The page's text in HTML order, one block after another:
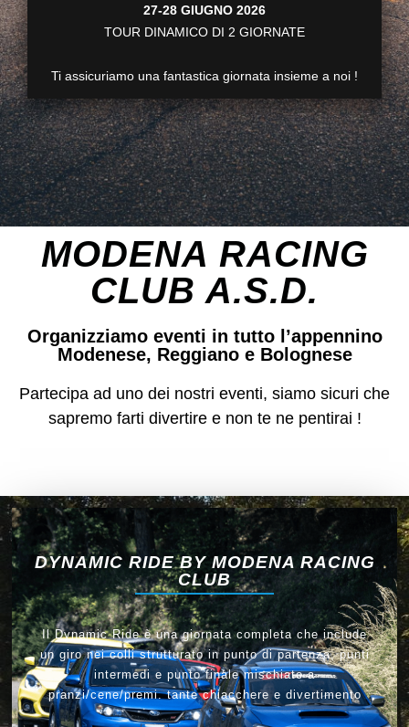
27-28 GIUGNO 2026
TOUR DINAMICO DI 2 GIORNATE
Ti assicuriamo una fantastica giornata insieme a noi !
MODENA RACING
CLUB A.S.D.
Organizziamo eventi in tutto l’appennino
Modenese, Reggiano e Bolognese
Partecipa ad uno dei nostri eventi, siamo sicuri che
sapremo farti divertire e non te ne pentirai !
DYNAMIC RIDE BY MODENA RACING
CLUB
Il Dynamic Ride è una giornata completa che include
un giro nei colli strutturato in punto di partenza, punti
intermedi e punto finale mischiato a
pranzi/cene/premi. tante chiacchere e divertimento